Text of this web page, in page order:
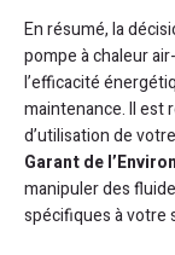
En résumé, la
pompe à chaleur
l’efficacité
maintenance. Il est
d’utilisation de
Garant de
manipuler des
spécifiques à votre